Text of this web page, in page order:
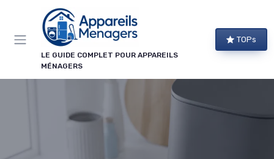
LE GUIDE COMPLET POUR APPAREILS
MÉNAGERS
TOPs
Panneau de gestion des cookies